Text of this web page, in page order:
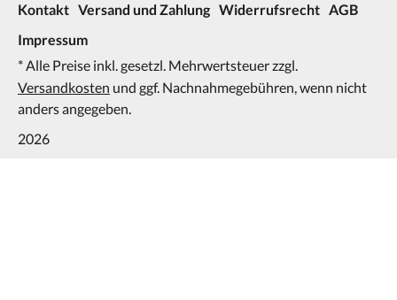
Kontakt Versand und Zahlung Widerrufsrecht AGB
Impressum
* Alle Preise inkl. gesetzl. Mehrwertsteuer zzgl.
Versandkosten und ggf. Nachnahmegebühren, wenn nicht
anders angegeben.
2026